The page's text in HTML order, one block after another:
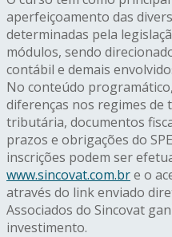
aperfeiçoamento das
determinadas pela
módulos, sendo
contábil e demais
No conteúdo
diferenças nos regimes
tributária, documentos
prazos e obrigações do
inscrições podem ser
www.sincovat.com.bre o
através do link enviado
Associados do Sincovat
investimento.